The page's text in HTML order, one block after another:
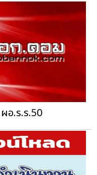
อ.ร.ร.50